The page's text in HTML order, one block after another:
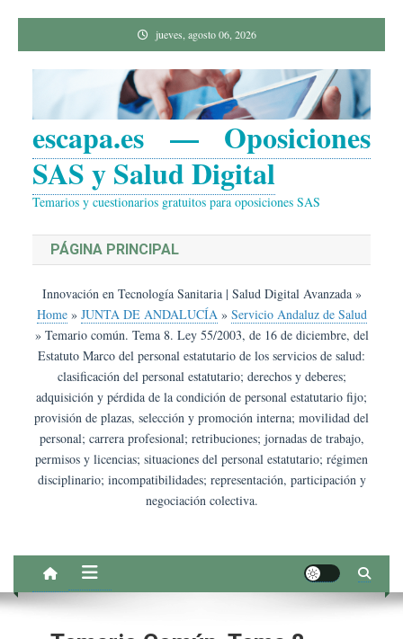
al
contenido
jueves, agosto 06, 2026
escapa.es — Oposiciones
SAS y Salud Digital
Temarios y cuestionarios gratuitos para oposiciones SAS
PÁGINA PRINCIPAL
Innovación en Tecnología Sanitaria | Salud Digital Avanzada »
Home » JUNTA DE ANDALUCÍA » Servicio Andaluz de Salud
» Temario común. Tema 8. Ley 55/2003, de 16 de diciembre, del
Estatuto Marco del personal estatutario de los servicios de salud:
clasificación del personal estatutario; derechos y deberes;
adquisición y pérdida de la condición de personal estatutario fijo;
provisión de plazas, selección y promoción interna; movilidad del
personal; carrera profesional; retribuciones; jornadas de trabajo,
permisos y licencias; situaciones del personal estatutario; régimen
disciplinario; incompatibilidades; representación, participación y
negociación colectiva.